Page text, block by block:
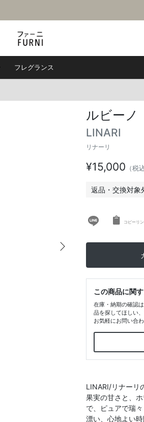
フレグランス
Next
ルビーノ
LINARI
リナーリ
¥15,000 （税
返品・交換対象
コピーリ
この商品に関
在庫・納期の確認
品を探してほしい
お気軽にお問い合
LINARI/リナーリ
果実の甘さと、
で、ピュアで瑞
漂い、心地よい時